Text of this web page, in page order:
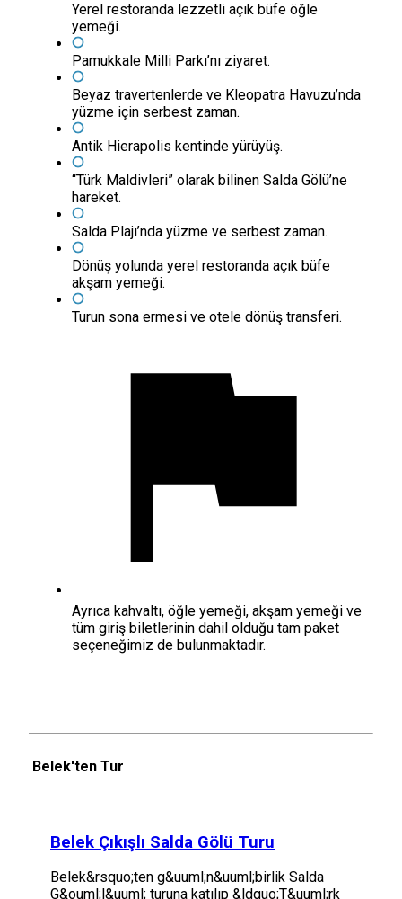
Yerel restoranda lezzetli açık büfe öğle
yemeği.
Pamukkale Milli Parkı’nı ziyaret.
Beyaz travertenlerde ve Kleopatra Havuzu’nda
yüzme için serbest zaman.
Antik Hierapolis kentinde yürüyüş.
“Türk Maldivleri” olarak bilinen Salda Gölü’ne
hareket.
Salda Plajı’nda yüzme ve serbest zaman.
Dönüş yolunda yerel restoranda açık büfe
akşam yemeği.
Turun sona ermesi ve otele dönüş transferi.
Ayrıca kahvaltı, öğle yemeği, akşam yemeği ve
tüm giriş biletlerinin dahil olduğu tam paket
seçeneğimiz de bulunmaktadır.
Belek'ten Tur
Belek Çıkışlı Salda Gölü Turu
Belek&rsquo;ten g&uuml;n&uuml;birlik Salda
G&ouml;l&uuml; turuna katılıp &ldquo;T&uuml;rk